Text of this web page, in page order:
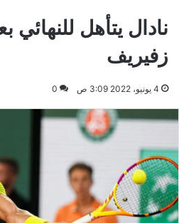
نادال يتأهل للنهائي
زفيريف
4 يونيو، 2022 3:09 ص 0